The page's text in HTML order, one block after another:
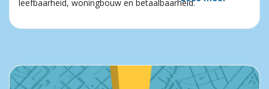
leefbaarheid, woningbouw en betaalbaarheid.